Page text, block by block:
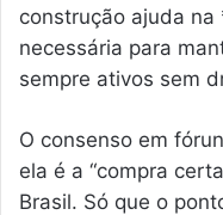
construção ajuda
necessária para
sempre ativos sem
O consenso em
ela é a “compra
Brasil. Só que o